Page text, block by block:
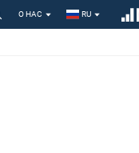
О НАС RU